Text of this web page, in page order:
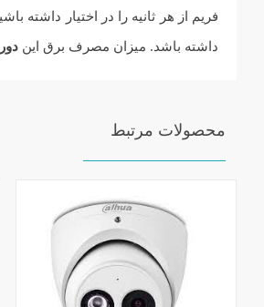
داشته باشد. میزان مصرف برق این
محصولات مرتبط